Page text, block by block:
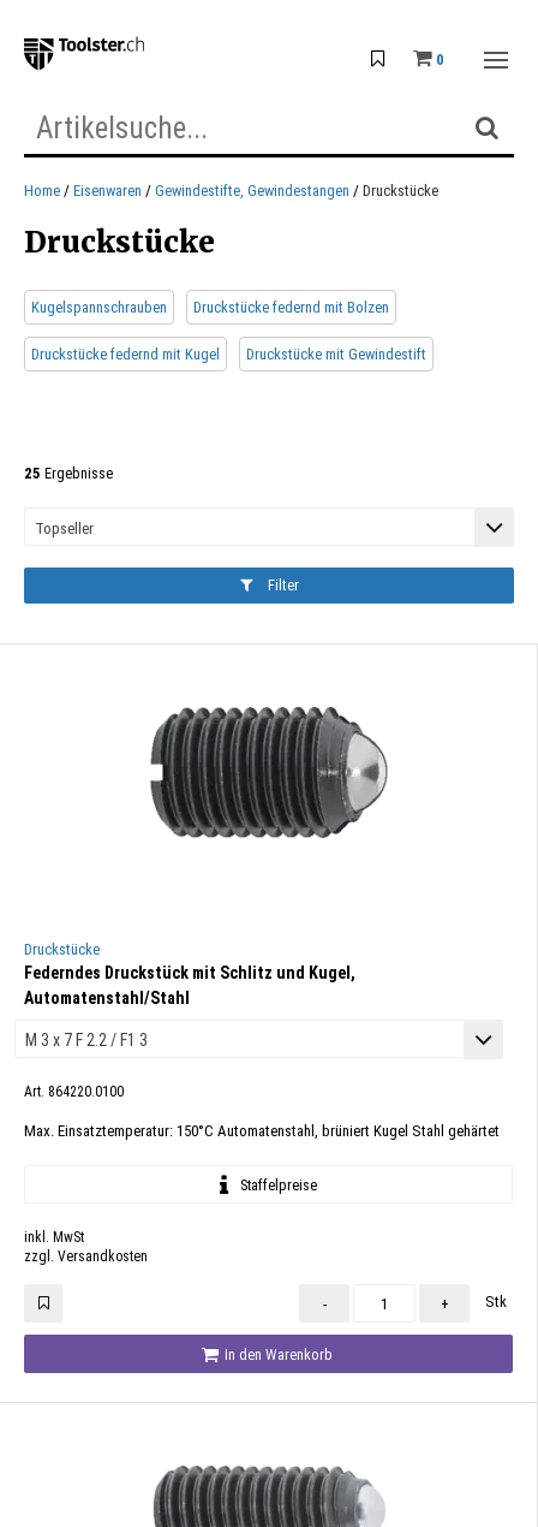
0
Home Eisenwaren Gewindestifte, Gewindestangen Druckstücke
Druckstücke
Kugelspannschrauben Druckstücke federnd mit Bolzen
Druckstücke federnd mit Kugel Druckstücke mit Gewindestift
25 Ergebnisse
Filter
Druckstücke
Federndes Druckstück mit Schlitz und Kugel,
Automatenstahl/Stahl
Art. 864220.0100
Max. Einsatztemperatur: 150°C Automatenstahl, brüniert Kugel Stahl gehärtet
Staffelpreise
inkl. MwSt
zzgl. Versandkosten
- + Stk
In den Warenkorb